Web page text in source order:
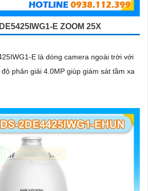
E ZOOM 25X
E là dòng camera ngoài trời với
phân giải 4.0MP giúp giám sát tầm xa